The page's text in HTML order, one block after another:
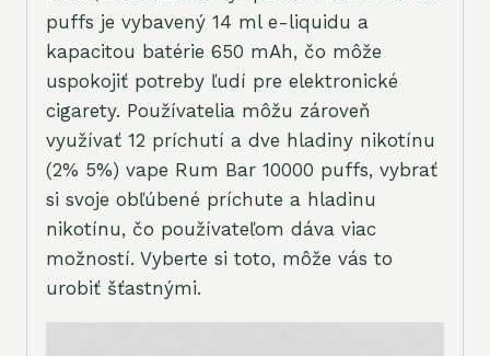
puffs je vybavený 14 ml e-liquidu a
kapacitou batérie 650 mAh, čo môže
uspokojiť potreby ľudí pre elektronické
cigarety. Používatelia môžu zároveň
využívať 12 príchutí a dve hladiny nikotínu
(2% 5%) vape Rum Bar 10000 puffs, vybrať
si svoje obľúbené príchute a hladinu
nikotínu, čo používateľom dáva viac
možností. Vyberte si toto, môže vás to
urobiť šťastnými.